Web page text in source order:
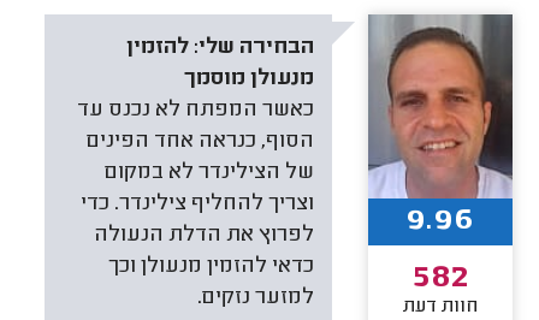
הבחירה שלי: להזמין
מנעולן מוסמך
כאשר המפתח לא נכנס עד
הסוף, כנראה אחד הפינים
של הצילינדר לא במקום
וצריך להחליף צילינדר. כדי
לפרוץ את הדלת הנעולה
כדאי להזמין מנעולן וכך
למזער נזקים.
9.96
582
חוות דעת